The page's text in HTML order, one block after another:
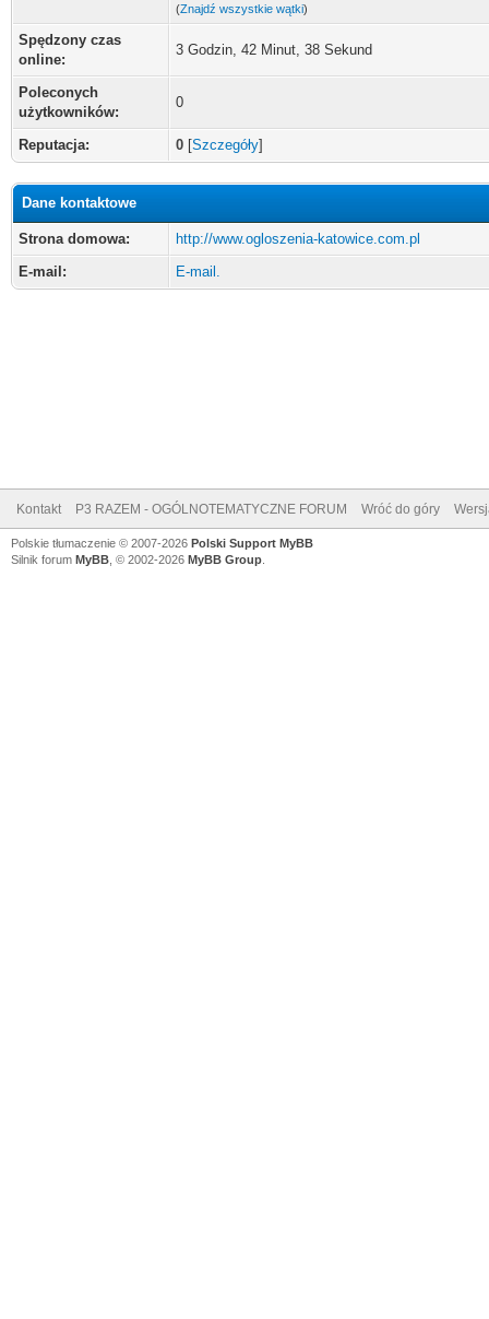
(Znajdź wszystkie wątki)
Spędzony czas
online:
3 Godzin, 42 Minut, 38 Sekund
Poleconych
użytkowników:
0
Reputacja: 0 [Szczegóły]
Dane kontaktowe
Strona domowa:
http://www.ogloszenia-katowice.com.pl
E-mail:
E-mail.
Kontakt P3 RAZEM - OGÓLNOTEMATYCZNE FORUM Wróć do góry
Polskie tłumaczenie © 2007-2026 Polski Support MyBB
Silnik forum MyBB , © 2002-2026 MyBB Group